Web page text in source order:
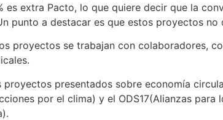
es extra Pacto, lo que quiere decir que la
punto a destacar es que estos proyectos
proyectos se trabajan con colaboradores,
presentados sobre economía
por el clima) y el ODS17(Alianzas